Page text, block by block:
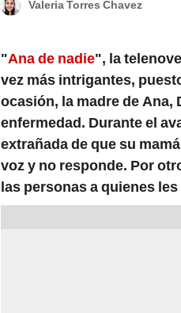
Valeria Torres Chavez
"Ana de nadie", la
vez más intrigantes,
ocasión, la madre de Ana,
enfermedad. Durante el
extrañada de que su
voz y no responde. Por
las personas a quienes